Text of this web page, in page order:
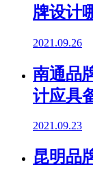
牌设计
2021.09.26
南通品
计应具
2021.09.23
昆明品